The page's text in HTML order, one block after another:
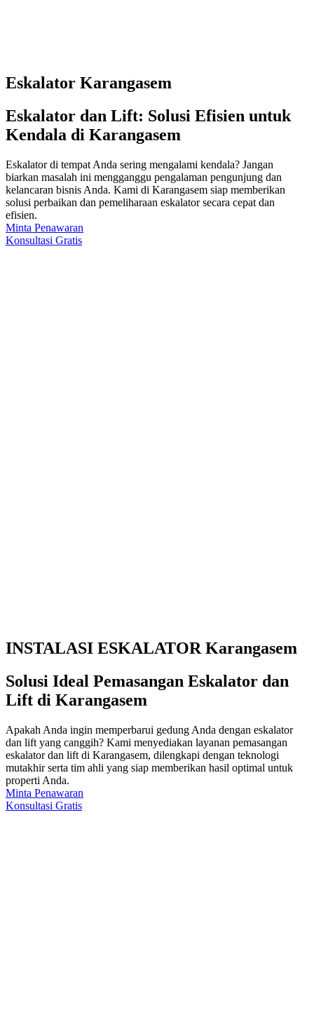
Eskalator Karangasem
Eskalator dan Lift: Solusi Efisien untuk
Kendala di Karangasem
Eskalator di tempat Anda sering mengalami kendala? Jangan
biarkan masalah ini mengganggu pengalaman pengunjung dan
kelancaran bisnis Anda. Kami di Karangasem siap memberikan
solusi perbaikan dan pemeliharaan eskalator secara cepat dan
efisien.
Minta Penawaran
Konsultasi Gratis
INSTALASI ESKALATOR Karangasem
Solusi Ideal Pemasangan Eskalator dan
Lift di Karangasem
Apakah Anda ingin memperbarui gedung Anda dengan eskalator
dan lift yang canggih? Kami menyediakan layanan pemasangan
eskalator dan lift di Karangasem, dilengkapi dengan teknologi
mutakhir serta tim ahli yang siap memberikan hasil optimal untuk
properti Anda.
Minta Penawaran
Konsultasi Gratis